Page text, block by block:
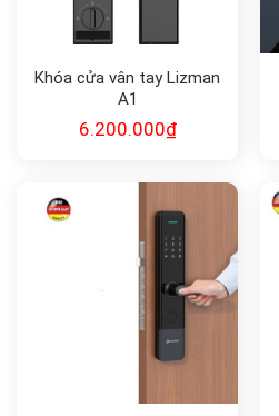
Khóa cửa vân tay Lizman
A1
6.200.000₫